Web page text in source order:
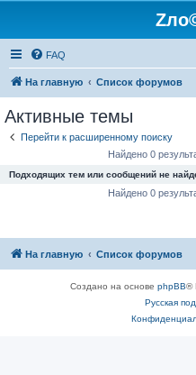
FAQ
На главную Список форумов
Активные темы
Перейти к расширенному поиску
Найдено 0
Подходящих тем или сообщений не
Найдено 0
На главную Список форумов
Создано на основе phpBB®
Русская